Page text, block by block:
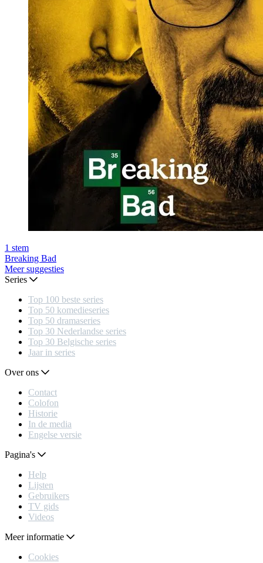
1 stem
Breaking Bad
Meer suggesties
Series
Top 100 beste series
Top 50 komedieseries
Top 50 dramaseries
Top 30 Nederlandse series
Top 30 Belgische series
Jaar in series
Over ons
Contact
Colofon
Historie
In de media
Engelse versie
Pagina's
Help
Lijsten
Gebruikers
TV gids
Videos
Meer informatie
Cookies